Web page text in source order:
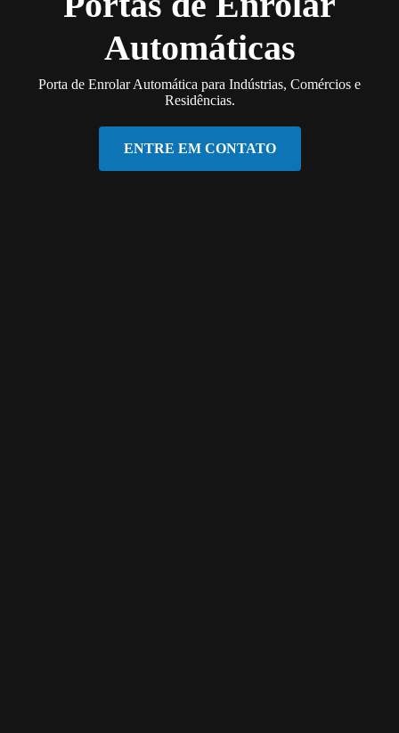
Automáticas
Porta de Enrolar Automática para Indústrias, Comércios e
Residências.
ENTRE EM CONTATO